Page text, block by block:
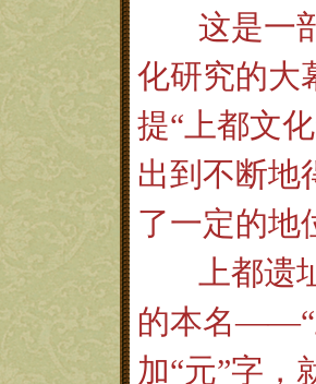
这是一
化研究的大
提“上都文
出到不断地
了一定的地
上都遗
的本名——“
加“元”字，